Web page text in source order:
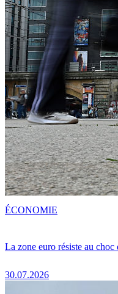
La zone euro résiste au
30.07.2026
ÉCONOMIE